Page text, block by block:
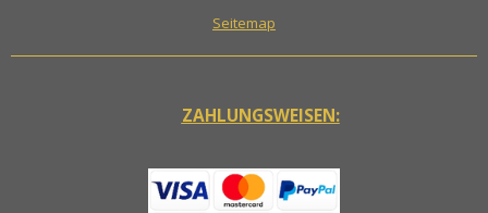
Seitemap
ZAHLUNGSWEISEN: